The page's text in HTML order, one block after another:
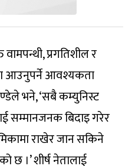
प्रगतिशील र
आउनुपर्ने आवश्यकता
भने, ‘सबै कम्युनिस्ट
सम्मानजनक बिदाइ गरेर
राखेर जान सकिने
छ ।’ शीर्ष नेतालाई